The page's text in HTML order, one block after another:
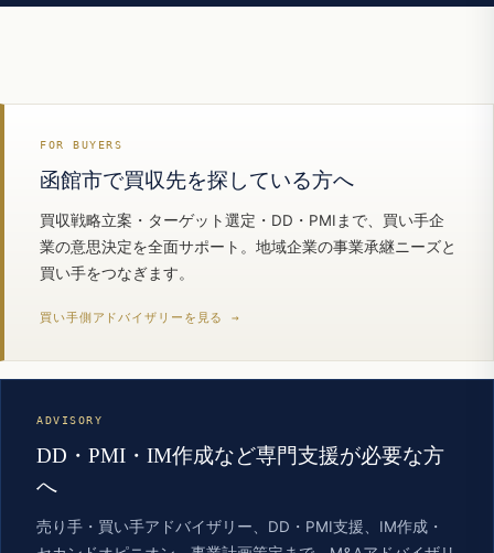
FOR BUYERS
函館市で買収先を探している方へ
買収戦略立案・ターゲット選定・DD・PMIまで、買い手企
業の意思決定を全面サポート。地域企業の事業承継ニーズと
買い手をつなぎます。
買い手側アドバイザリーを見る →
ADVISORY
DD・PMI・IM作成など専門支援が必要な方
へ
売り手・買い手アドバイザリー、DD・PMI支援、IM作成・